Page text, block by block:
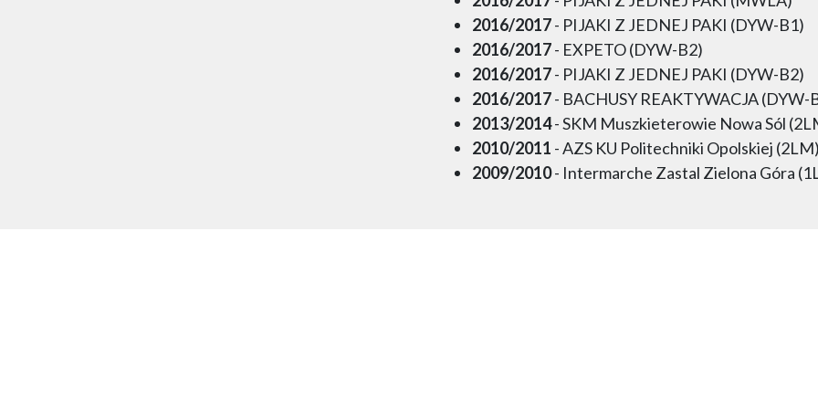
2016/2017- PIJAKI Z JEDNEJ PAKI (DYW-B1)
2016/2017- EXPETO (DYW-B2)
2016/2017- PIJAKI Z JEDNEJ PAKI (DYW-B2)
2016/2017- BACHUSY REAKTYWACJA (DYW-
2013/2014- SKM Muszkieterowie Nowa Sól
2010/2011 - AZS KU Politechniki Opolskiej (2LM)
2009/2010- Intermarche Zastal Zielona Góra